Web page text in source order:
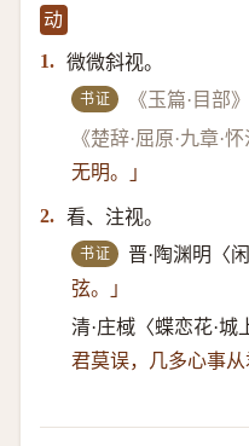
动
1. 微微斜视。
书证 《玉篇·目部》
《楚辞·屈原·九章·怀
无明。」
2. 看、注视。
书证 晋·陶渊明〈
弦。」
清·庄棫〈蝶恋花·城
君莫误，几多心事从